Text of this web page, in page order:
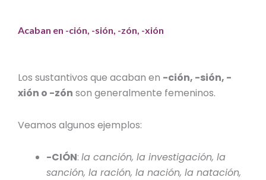
Acaban en -ción, -sión, -zón, -xión
Los sustantivos que acaban en -ción, -sión, -
xión o -zón son generalmente femeninos.
Veamos algunos ejemplos:
-CIÓN:la canción, la investigación, la
sanción, la ración, la nación, la natación,